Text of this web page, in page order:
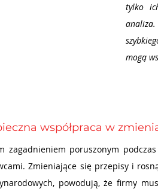
tylko
mogą
współpraca w
zagadnieniem poruszonym
Zmieniające się przepisy i
powodują, że firmy